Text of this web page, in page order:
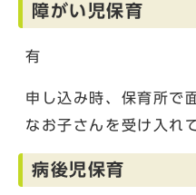
障がい児保育
有
申し込み時、保育所で
なお子さんを受け入れ
病後児保育